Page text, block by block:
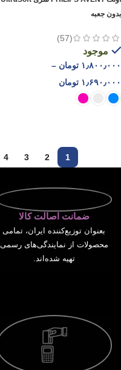
بدون جعبه
(57)
موجود
۱٫۸۰۰٫۰۰۰ تومان –
۱٫۶۹۰٫۰۰۰ تومان
1
2
3
4
ضمانت اصالت کالا
بعنوان توزیع‌کننده ایران، تمامی
محصولات از نمایندگی‌های رسمی
تهیه شده‌اند.